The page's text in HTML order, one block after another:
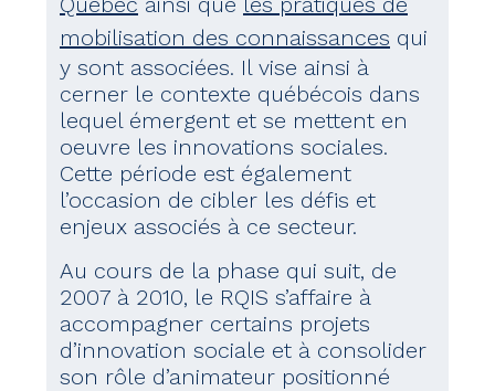
mobilisation des connaissances qui
y sont associées. Il vise ainsi à
cerner le contexte québécois dans
lequel émergent et se mettent en
oeuvre les innovations sociales.
Cette période est également
l’occasion de cibler les défis et
enjeux associés à ce secteur.
Au cours de la phase qui suit, de
2007 à 2010, le RQIS s’affaire à
accompagner certains projets
d’innovation sociale et à consolider
son rôle d’animateur positionné